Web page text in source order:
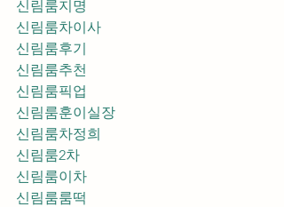
신림룸지명
신림룸차이사
신림룸후기
신림룸추천
신림룸훈이실장
신림룸차정희
신림룸2차
신림룸이차
신림룸룸떡